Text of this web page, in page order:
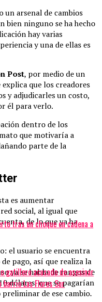
un arsenal de cambios
bien ninguno se ha hecho
hay varias
y una de ellas es
Post, por medio de un
que los creadores
y adjudicarles un costo,
él para verlo.
dentro de los
que motivaría a
parte de la
es aumentar
social, al igual que
de lo que ya ha
el usuario se encuentra
pago, así que realiza la
ya se habla de rangos de
dólares, que se pagarían
de ese cambio.
tras un choque en cadena a
gatillero acusado de asesinar
Las Flores Sur